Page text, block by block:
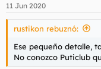
e
s
11 Jun 2020
rustikon rebuznó:
Ese pequeño detalle,
No conozco Puticlub